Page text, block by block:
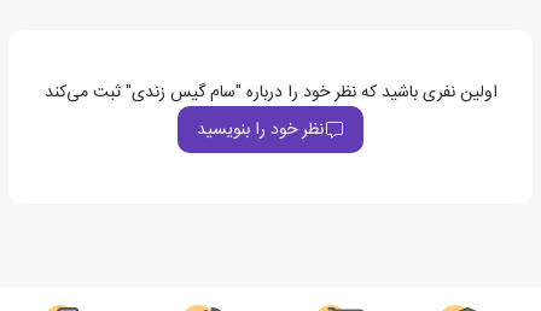
اولین نفری باشید که نظر خود را درباره "سام گیس زندی" ثبت می‌کند
نظر خود را بنویسید